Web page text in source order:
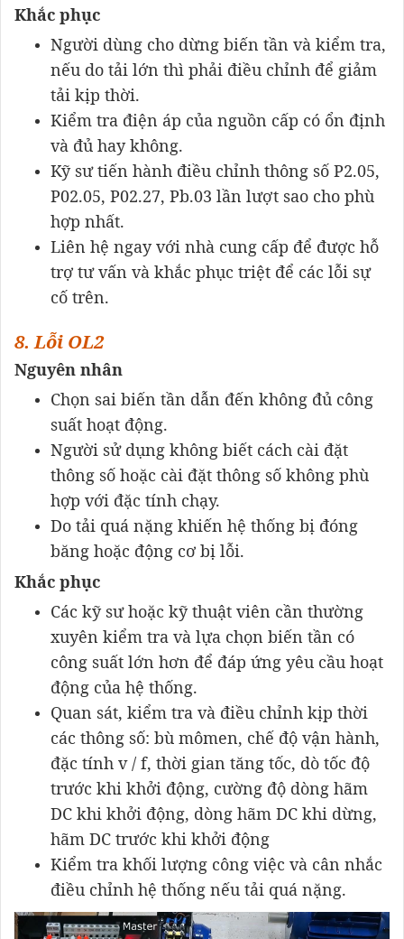
Khắc phục
Người dùng cho dừng biến tần và kiểm tra,
nếu do tải lớn thì phải điều chỉnh để giảm
tải kịp thời.
Kiểm tra điện áp của nguồn cấp có ổn định
và đủ hay không.
Kỹ sư tiến hành điều chỉnh thông số P2.05,
P02.05, P02.27, Pb.03 lần lượt sao cho phù
hợp nhất.
Liên hệ ngay với nhà cung cấp để được hỗ
trợ tư vấn và khắc phục triệt để các lỗi sự
cố trên.
8. Lỗi OL2
Nguyên nhân
Chọn sai biến tần dẫn đến không đủ công
suất hoạt động.
Người sử dụng không biết cách cài đặt
thông số hoặc cài đặt thông số không phù
hợp với đặc tính chạy.
Do tải quá nặng khiến hệ thống bị đóng
băng hoặc động cơ bị lỗi.
Khắc phục
Các kỹ sư hoặc kỹ thuật viên cần thường
xuyên kiểm tra và lựa chọn biến tần có
công suất lớn hơn để đáp ứng yêu cầu hoạt
động của hệ thống.
Quan sát, kiểm tra và điều chỉnh kịp thời
các thông số: bù mômen, chế độ vận hành,
đặc tính v / f, thời gian tăng tốc, dò tốc độ
trước khi khởi động, cường độ dòng hãm
DC khi khởi động, dòng hãm DC khi dừng,
hãm DC trước khi khởi động
Kiểm tra khối lượng công việc và cân nhắc
điều chỉnh hệ thống nếu tải quá nặng.